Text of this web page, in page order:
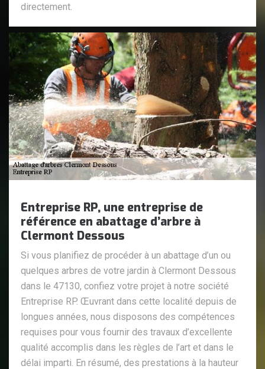
directement.
Entreprise RP, une entreprise de
référence en abattage d’arbre à
Clermont Dessous
Si vous planifiez de procéder à un abattage d’un ou
quelques arbres de votre jardin à Clermont Dessous
dans le 47130, confiez votre projet à notre société
Entreprise RP. Œuvrant dans cette localité depuis de
longues années, nous disposons des compétences
requises pour vous fournir des travaux d’excellente
qualité accomplis dans les règles de l’art et dans le
délai imparti. En résumé, des prestations à la hauteur